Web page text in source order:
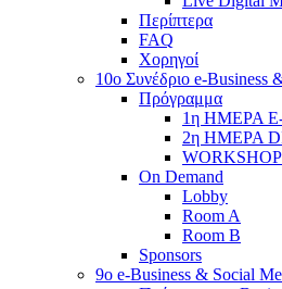
Περίπτερα
FAQ
Χορηγοί
10o Συνέδριο e-
Πρόγραμμα
1η ΗΜΕΡΑ
2η ΗΜΕΡΑ
On Demand
Lobby
Room A
Room B
Sponsors
9o e-Business & Social